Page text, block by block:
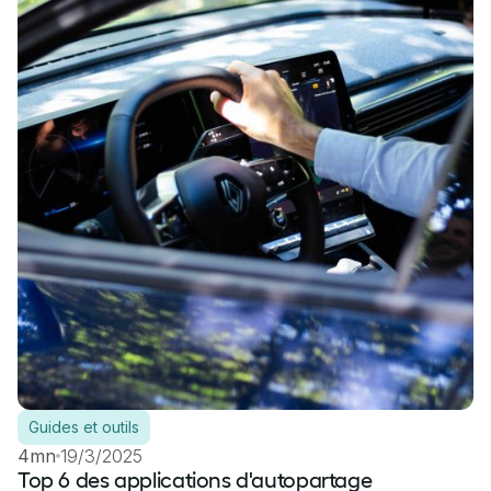
Guides et outils
4mn 19/3/2025
Top 6 des applications d'autopartage